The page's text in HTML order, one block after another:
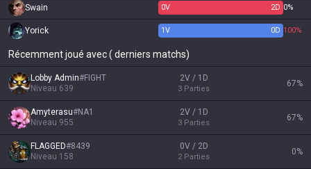
Swain 0V 2D 0%
Yorick 1V 0D 100%
Récemment joué avec ( derniers matchs)
Lobby Admin#FIGHT
Niveau 639
2V / 1D
3 Parties
67%
Amyterasu#NA1
Niveau 955
2V / 1D
3 Parties
67%
FLAGGED#8439
Niveau 158
0V / 2D
2 Parties
0%